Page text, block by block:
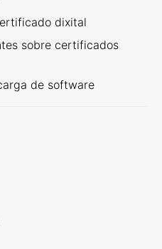
dixital
sobre certificados
de software